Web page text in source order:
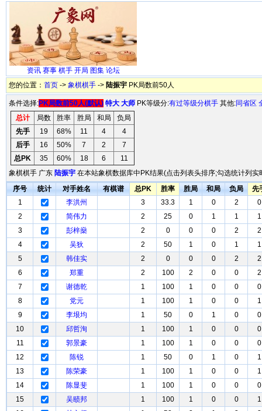
资讯 赛事 棋手 开局 图集 论坛
您的位置： 首页 -> 象棋棋手 -> 陆振宇 PK局数前50人
条件选择:PK局数前50人(默认) 特大 大师 PK等级分:有过等级分棋手 其他:同省区
总计
局数 胜率 胜局 和局
负局
先手
19 68% 11 4
4
后手
16 50% 7 2
7
总PK
35 60% 18 6
11
象棋棋手 广东 陆振宇 在本站象棋数据库中PK结果(点击列表头排序;勾选统计列
序号
统计 对手姓名 有棋谱 总PK 胜率 胜局 和局 负局
先
1
李洪州 3 33.3 1 0 2
0
2
简伟力 2 25 0 1 1
1
3
彭梓燊 2 0 0 0 2
2
4
吴狄 2 50 1 0 1
1
5
韩佳实 2 0 0 0 2
2
6
郑重 2 100 2 0 0
2
7
谢德乾 1 100 1 0 0
0
8
党元 1 100 1 0 0
1
9
李垠均 1 50 0 1 0
0
10
邱哲洵 1 100 1 0 0
0
11
郭景豪 1 100 1 0 0
0
12
陈锐 1 50 0 1 0
1
13
陈荣豪 1 100 1 0 0
1
14
陈显斐 1 100 1 0 0
0
15
吴赜邦 1 100 1 0 0
1